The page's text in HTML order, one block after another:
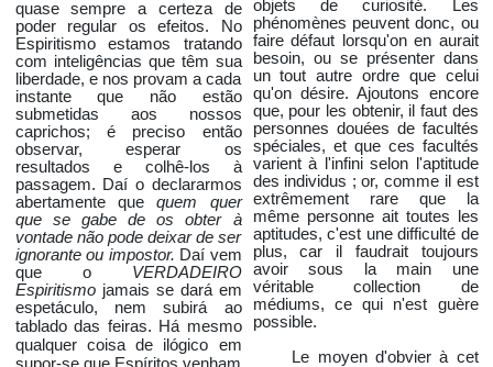
quase sempre a certeza de
poder regular os efeitos. No
Espiritismo estamos tratando
com inteligências que têm sua
liberdade, e nos provam a cada
instante que não estão
submetidas aos nossos
caprichos; é preciso então
observar, esperar os
resultados e colhê-los à
passagem. Daí o declararmos
abertamente quequem quer
que se gabe de os obter à
vontade não pode deixar de ser
ignorante ou impostor. Daí vem
que o VERDADEIRO
Espiritismo jamais se dará em
espetáculo, nem subirá ao
tablado das feiras. Há mesmo
qualquer coisa de ilógico em
supor-se que Espíritos venham
objets de curiosité. Les
phénomènes peuvent donc, ou
faire défaut lorsqu'on en aurait
besoin, ou se présenter dans
un tout autre ordre que celui
qu'on désire. Ajoutons encore
que, pour les obtenir, il faut des
personnes douées de facultés
spéciales, et que ces facultés
varient à l'infini selon l'aptitude
des individus ; or, comme il est
extrêmement rare que la
même personne ait toutes les
aptitudes, c'est une difficulté de
plus, car il faudrait toujours
avoir sous la main une
véritable collection de
médiums, ce qui n'est guère
possible.
Le moyen d'obvier à cet